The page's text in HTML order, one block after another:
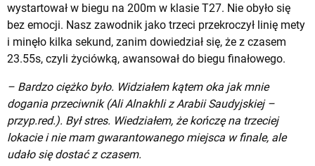
wystartował w biegu na 200m w klasie T27. Nie obyło się
bez emocji. Nasz zawodnik jako trzeci przekroczył linię mety
i minęło kilka sekund, zanim dowiedział się, że z czasem
23.55s, czyli życiówką, awansował do biegu finałowego.
– Bardzo ciężko było. Widziałem kątem oka jak mnie
dogania przeciwnik (Ali Alnakhli z Arabii Saudyjskiej –
przyp.red.). Był stres. Wiedziałem, że kończę na trzeciej
lokacie i nie mam gwarantowanego miejsca w finale, ale
udało się dostać z czasem.